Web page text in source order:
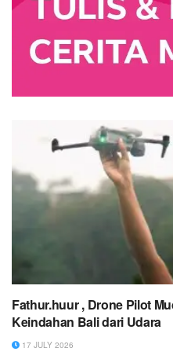
Fathur.huur , Drone Pilot
Keindahan Bali dari Udara
17 JULY 2026